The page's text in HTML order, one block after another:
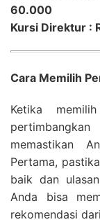
60.000
Kursi Direktur :
Cara Memilih
Ketika
memastikan
Pertama,
baik dan
Anda bisa
rekomendasi